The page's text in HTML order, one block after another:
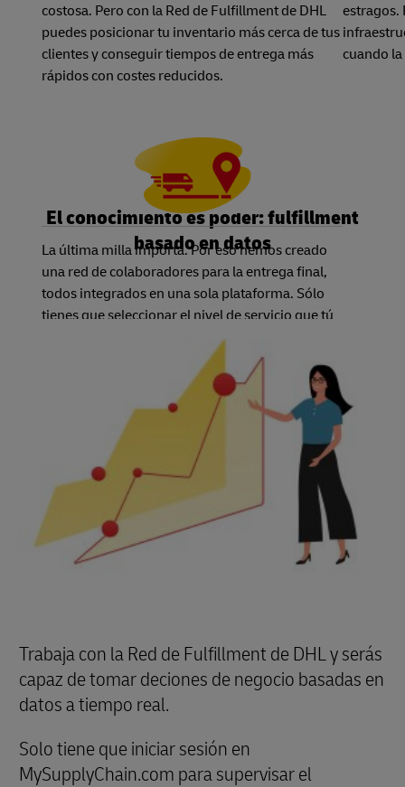
costosa. Pero con la Red de Fulfillment de DHL
puedes posicionar tu inventario más cerca de tus
clientes y conseguir tiempos de entrega más
rápidos con costes reducidos.
estragos.
cuando
La última milla importa. Por eso hemos creado
una red de colaboradores para la entrega final,
todos integrados en una sola plataforma. Sólo
tienes que seleccionar el nivel de servicio que tú
y tus clientes necesitáis, y nosotros tendremos
disponible el transportista adecuado. Lo mejor
de todo es que puedes hacer un seguimiento del
estado de cada pedido mediante un solo sistema,
independientemente del país o del transportista
El conocimiento es poder: fulfillment
basado en datos
Trabaja con la Red de Fulfillment de DHL y serás
capaz de tomar deciones de negocio basadas en
datos a tiempo real.
Solo tiene que iniciar sesión en
MySupplyChain.com para supervisar el